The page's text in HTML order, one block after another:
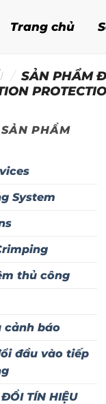
Trang chủ
/ SẢN PHẨM
PHẨM
System
thủ công
cảnh báo
đầu vào tiếp
TÍN HIỆU